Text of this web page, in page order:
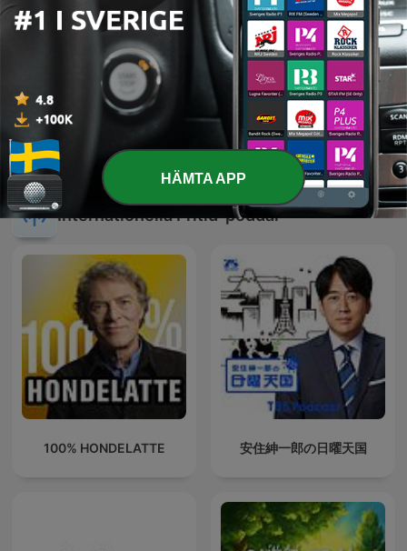
The Classic Car Weekly
Podcast
Spider-Man-splaining
Internationella Fritid-poddar
100% HONDELATTE 安住紳一郎の日曜天国
HÄMTA APP